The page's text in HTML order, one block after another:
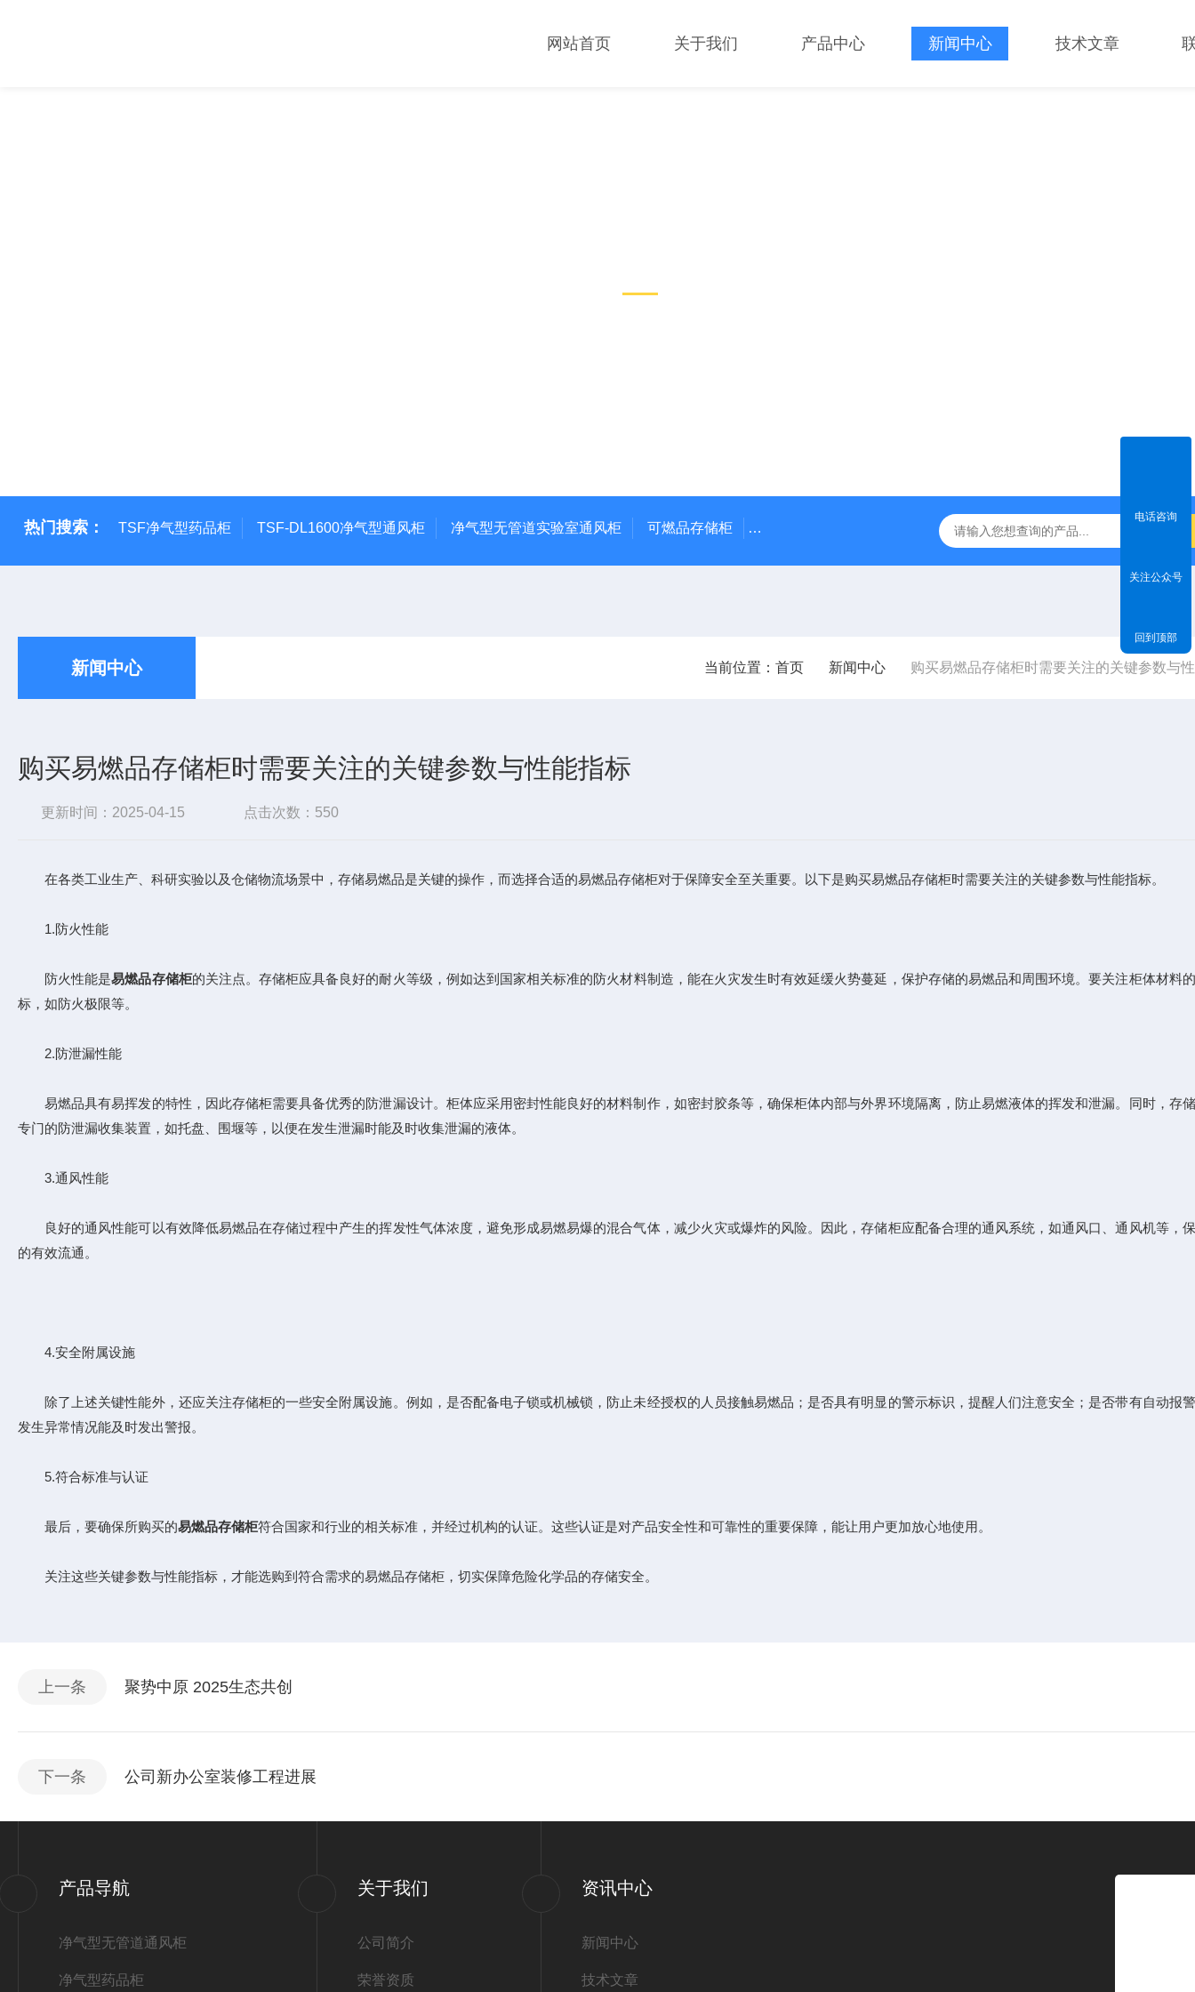
网站首页 关于我们 产品中心 新闻中心 技术文章
热门搜索： TSF净气型药品柜 TSF-DL1600净气型通风柜 净气型无管道实验室通风柜 可燃品存储柜 TSF-DS800净气型通风柜 TSF-DS800FW净气型通风柜（全视窗
新闻中心 当前位置： 首页 新闻中心 购买易燃品存储柜时需要关注的关键参数与
购买易燃品存储柜时需要关注的关键参数与性能指标
更新时间：2025-04-15 点击次数：550
在各类工业生产、科研实验以及仓储物流场景中，存储易燃品是关键的操作，而选择合适的易燃品存储柜对于保障安全至关重要。以下是购买易燃品存储柜时需要关注的关键参数与性能指标。
1.防火性能
防火性能是易燃品存储柜的关注点。存储柜应具备良好的耐火等级，例如达到国家相关标准的防火材料制造，能在火灾发生时有效延缓火势蔓延，保护存储的易燃品和周围环境。要关注柜体材料
标，如防火极限等。
2.防泄漏性能
易燃品具有易挥发的特性，因此存储柜需要具备优秀的防泄漏设计。柜体应采用密封性能良好的材料制作，如密封胶条等，确保柜体内部与外界环境隔离，防止易燃液体的挥发和泄漏。同时，存
专门的防泄漏收集装置，如托盘、围堰等，以便在发生泄漏时能及时收集泄漏的液体。
3.通风性能
良好的通风性能可以有效降低易燃品在存储过程中产生的挥发性气体浓度，避免形成易燃易爆的混合气体，减少火灾或爆炸的风险。因此，存储柜应配备合理的通风系统，如通风口、通风机等，
的有效流通。
4.安全附属设施
除了上述关键性能外，还应关注存储柜的一些安全附属设施。例如，是否配备电子锁或机械锁，防止未经授权的人员接触易燃品；是否具有明显的警示标识，提醒人们注意安全；是否带有自动报
发生异常情况能及时发出警报。
5.符合标准与认证
最后，要确保所购买的易燃品存储柜符合国家和行业的相关标准，并经过机构的认证。这些认证是对产品安全性和可靠性的重要保障，能让用户更加放心地使用。
关注这些关键参数与性能指标，才能选购到符合需求的易燃品存储柜，切实保障危险化学品的存储安全。
上一条 聚势中原 2025生态共创
下一条 公司新办公室装修工程进展
产品导航
净气型无管道通风柜
净气型药品柜
关于我们
公司简介
荣誉资质
资讯中心
新闻中心
技术文章
电话咨询
关注公众号
回到顶部